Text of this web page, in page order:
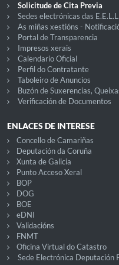
Solicitude de Cita Previa
Sedes electrónicas das
As miñas xestións -
Portal de Transparencia
Impresos xerais
Calendario Oficial
Perfil do Contratante
Taboleiro de Anuncios
Buzón de Suxerencias,
Verificación de Documentos
ENLACES DE INTERESE
Concello de Camariñas
Deputación da Coruña
Xunta de Galicia
Punto Acceso Xeral
BOP
DOG
BOE
eDNI
Validacións
FNMT
Oficina Virtual do Catastro
Sede Electrónica Deputación